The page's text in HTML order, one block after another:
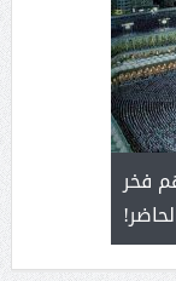
سلمان
فخر